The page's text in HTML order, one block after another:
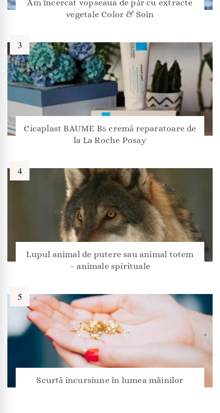
Am încercat vopseaua de păr cu extracte
vegetale Color & Soin
Cicaplast BAUME B5 cremă reparatoare de
la La Roche Posay
Lupul animal de putere sau animal totem
– animale spirituale
Scurtă incursiune în lumea mâinilor